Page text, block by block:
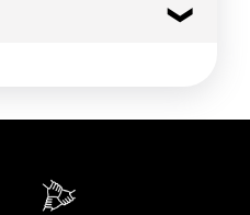
102 kj